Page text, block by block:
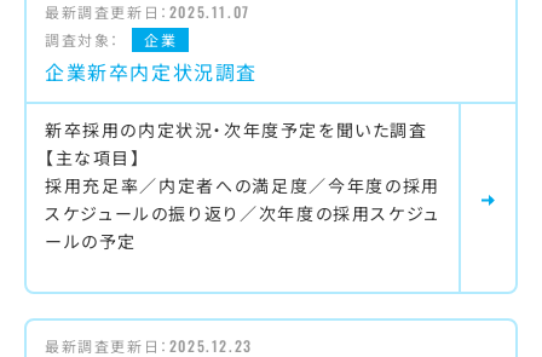
最新調査更新日： 2025.11.07
調査対象：
企業
企業新卒内定状況調査
新卒採用の内定状況・次年度予定を聞いた調査
【主な項目】
採用充足率／内定者への満足度／今年度の採用
スケジュールの振り返り／次年度の採用スケジュ
ールの予定
最新調査更新日： 2025.12.23